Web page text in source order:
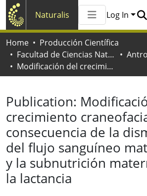
Naturalis
All of
Log In
Home
Producción Científica
Facultad de Ciencias Naturales y Museo
Modificación del crecimiento craneofacial como consecuencia de la disminución del flujo sanguíneo materno-fetal y la subnutrición materna durante la lactancia
Publication:
crecimiento
consecuencia de la
del flujo sanguíneo
y la subnutrición
la lactancia